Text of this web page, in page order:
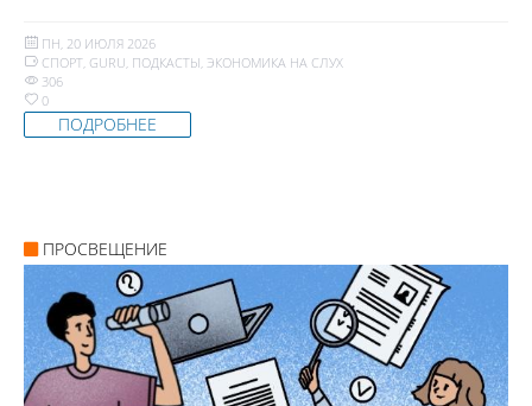
ПН, 20 ИЮЛЯ 2026
СПОРТ, GURU, ПОДКАСТЫ, ЭКОНОМИКА НА СЛУХ
306
0
ПОДРОБНЕЕ
ПРОСВЕЩЕНИЕ